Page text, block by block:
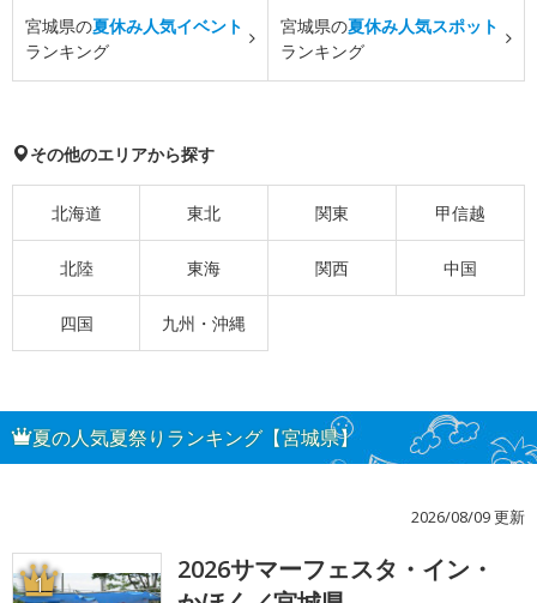
宮城県の夏休み人気イベント
ランキング
宮城県の夏休み人気スポット
ランキング
その他のエリアから探す
北海道 東北 関東 甲信越
北陸 東海 関西 中国
四国 九州・沖縄
夏の人気夏祭りランキング【宮城県】
2026/08/09 更新
1
2026サマーフェスタ・イン・